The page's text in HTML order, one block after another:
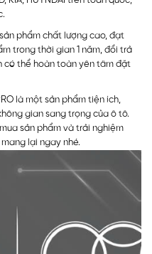
phẩm chất lượng cao, đạt
trong thời gian 1 năm, đổi trả
có thể hoàn toàn yên tâm đặt
là một sản phẩm tiện ích,
gian sang trọng của ô tô.
sản phẩm và trải nghiệm
lại ngay nhé.